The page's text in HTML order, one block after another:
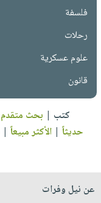
فلسفة
رحلات
علوم عسكرية
قانون
كتب | بحث متقدم
حديثاً |الأكثر مبيعاً |
عن نيل وفرات